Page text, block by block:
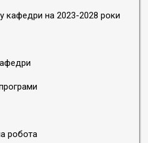
кафедри на 2023-2028 роки
робота